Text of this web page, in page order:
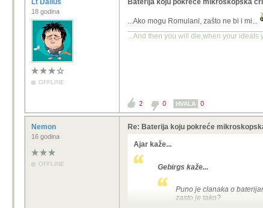
Lt Dalius
18 godina
OFFLINE
Baterija koju pokreće mikroskopska
...Ako mogu Romulani, zašto ne bi i mi...
...And then you will die,when your ideals
2 0 HVALA 0
Nemon
16 godina
OFFLINE
Re: Baterija koju pokreće
Ajar kaže...
Gebirgs kaže...
Puno je clanaka o
zasto je tako?